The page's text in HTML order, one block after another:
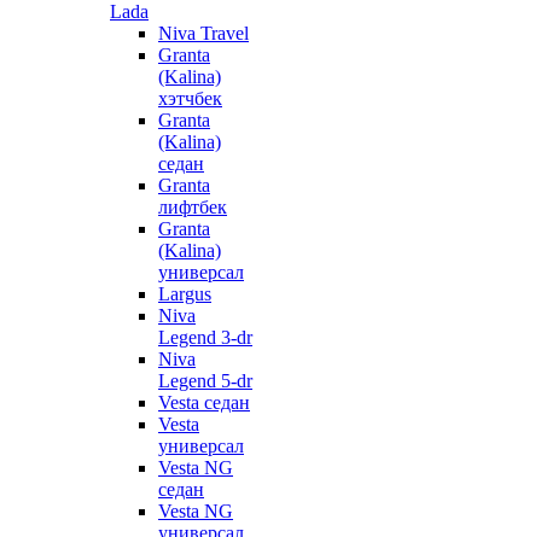
Lada
Niva Travel
Granta
(Kalina)
хэтчбек
Granta
(Kalina)
седан
Granta
лифтбек
Granta
(Kalina)
универсал
Largus
Niva
Legend 3-dr
Niva
Legend 5-dr
Vesta седан
Vesta
универсал
Vesta NG
седан
Vesta NG
универсал